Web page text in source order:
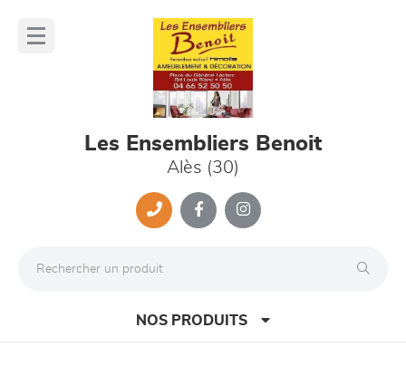
Les Ensembliers Benoit
Alès (30)
NOS PRODUITS